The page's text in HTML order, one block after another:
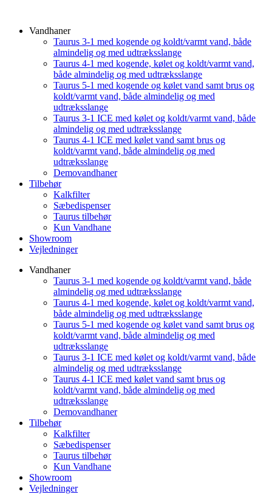
Vandhaner
Taurus 3-1 med kogende og koldt/varmt vand, både
almindelig og med udtræksslange
Taurus 4-1 med kogende, kølet og koldt/varmt vand,
både almindelig og med udtræksslange
Taurus 5-1 med kogende og kølet vand samt brus og
koldt/varmt vand, både almindelig og med
udtræksslange
Taurus 3-1 ICE med kølet og koldt/varmt vand, både
almindelig og med udtræksslange
Taurus 4-1 ICE med kølet vand samt brus og
koldt/varmt vand, både almindelig og med
udtræksslange
Demovandhaner
Tilbehør
Kalkfilter
Sæbedispenser
Taurus tilbehør
Kun Vandhane
Showroom
Vejledninger
Vandhaner
Taurus 3-1 med kogende og koldt/varmt vand, både
almindelig og med udtræksslange
Taurus 4-1 med kogende, kølet og koldt/varmt vand,
både almindelig og med udtræksslange
Taurus 5-1 med kogende og kølet vand samt brus og
koldt/varmt vand, både almindelig og med
udtræksslange
Taurus 3-1 ICE med kølet og koldt/varmt vand, både
almindelig og med udtræksslange
Taurus 4-1 ICE med kølet vand samt brus og
koldt/varmt vand, både almindelig og med
udtræksslange
Demovandhaner
Tilbehør
Kalkfilter
Sæbedispenser
Taurus tilbehør
Kun Vandhane
Showroom
Vejledninger